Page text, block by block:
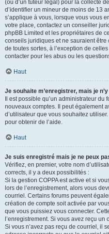
(ou d’un tuteur légal) pour la collecte
d’identifier un mineur de moins de 13
s’applique à vous, lorsque vous vous
votre place, contactez un conseiller
phpBB Limited et les propriétaires de
conseils juridiques et ne sauraient
de toutes sortes, à l’exception de
contacter pour les abus ou les
Haut
Je souhaite m’enregistrer, mais je
Il est possible qu’un administrateur
nouveaux comptes. Il peut également
d’utilisateur que vous souhaitez
pour obtenir de l’aide.
Haut
Je suis enregistré mais je ne peux
Vérifiez, en premier, votre nom
corrects, il y a deux possibilités :
Si la gestion COPPA est active et si
lors de l’enregistrement, alors vous
courriel. Certains forums peuvent
création de compte soit activée par
que vous puissiez vous connecter.
l’enregistrement. Si vous avez reçu
Si vous n’avez pas reçu de courriel, il